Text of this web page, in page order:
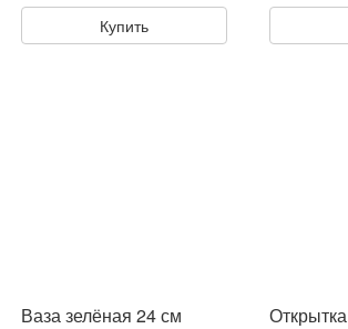
Купить
Ваза зелёная 24 см Открытка